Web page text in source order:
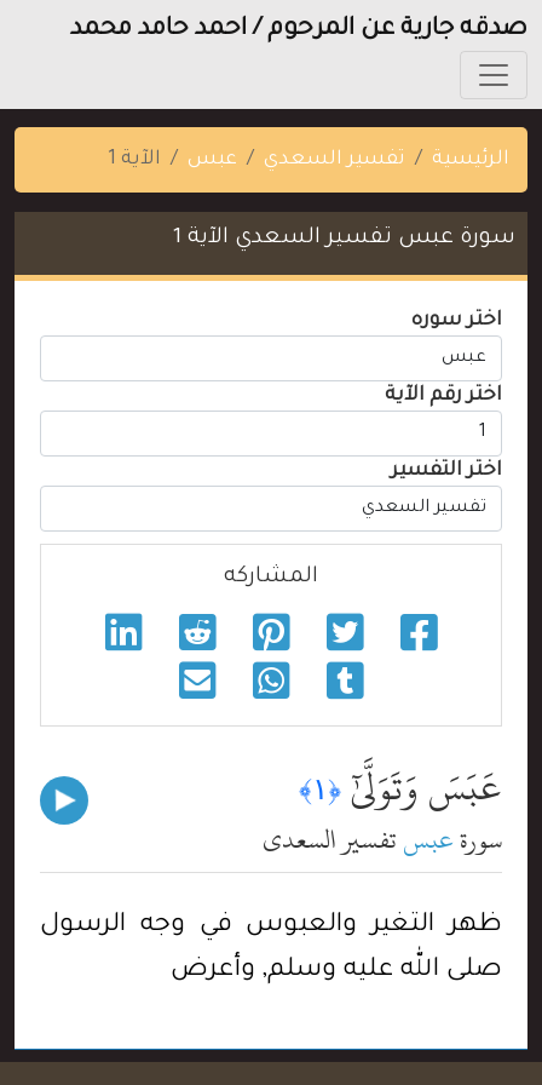
صدقه جارية عن المرحوم / احمد حامد محمد
الرئيسية تفسير السعدي عبس الآية 1
سورة عبس تفسير السعدي الآية 1
اختر سوره
اختر رقم الآية
اختر التفسير
المشاركه
عَبَسَ وَتَوَلَّىٰٓ ﴿١﴾
سورةعبستفسير السعدي
ظهر التغير والعبوس في وجه الرسول
صلى الله عليه وسلم, وأعرض